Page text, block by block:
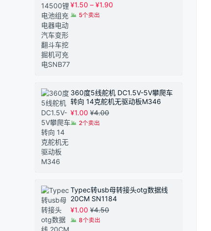
¥1.50 – ¥1.90
5个卖出
360度5线舵机 DC1.5V-5V攀爬车
转向 14克舵机无驱动板M346
¥1.00 ¥4.00
2个卖出
Typec转usb母转接头otg数据线
20CM SN1184
¥1.00 ¥4.50
8个卖出